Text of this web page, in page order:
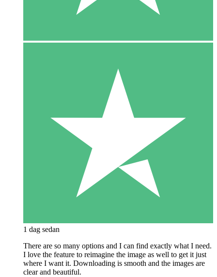
1 dag sedan
There are so many options and I can find exactly what I need.
I love the feature to reimagine the image as well to get it just
where I want it. Downloading is smooth and the images are
clear and beautiful.